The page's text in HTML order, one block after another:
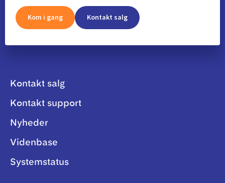
Kom i gang Kontakt salg
Kontakt salg
Kontakt support
Nyheder
Videnbase
Systemstatus